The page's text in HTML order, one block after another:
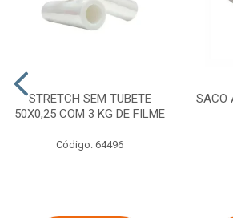
STRETCH SEM TUBETE
50X0,25 COM 3 KG DE FILME
Código: 64496
SACO